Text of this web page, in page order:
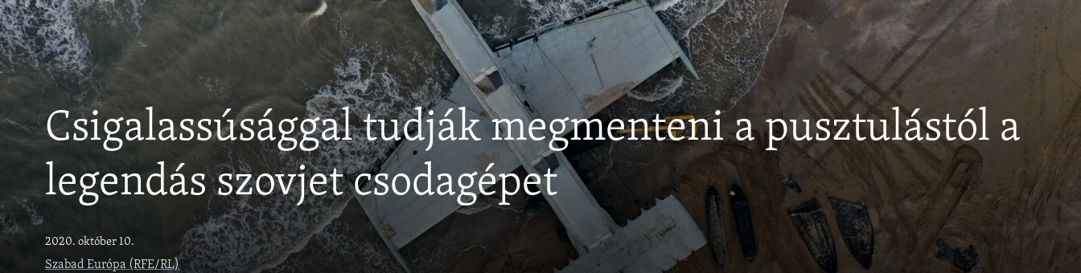
VILÁG
KLÍMAVÁLTOZÁS
A MÚLT TANULSÁGAI
Csigalassúsággal tudják megmenteni a pusztulástól a
legendás szovjet csodagépet
2020. október 10.
Szabad Európa (RFE/RL)